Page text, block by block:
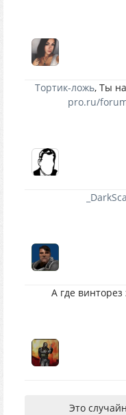
Тортик-ложь, Ты
pro.ru/
А где
Это